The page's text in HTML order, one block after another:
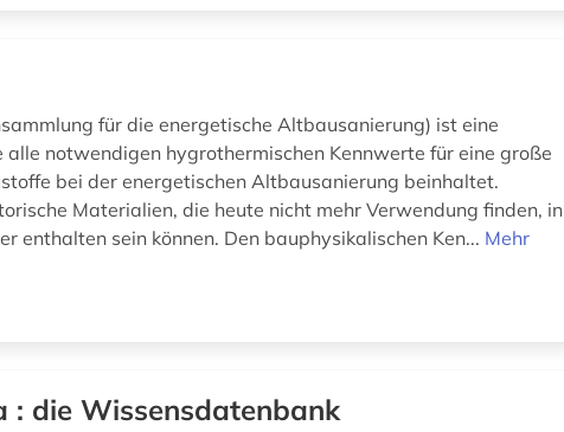
für die energetische Altbausanierung) ist eine
notwendigen hygrothermischen Kennwerte für eine große
bei der energetischen Altbausanierung beinhaltet.
Materialien, die heute nicht mehr Verwendung finden, in
enthalten sein können. Den bauphysikalischen Ken... Mehr
: die Wissensdatenbank